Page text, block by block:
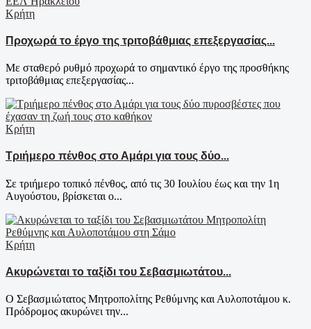
Κρήτη
Προχωρά το έργο της τριτοβάθμιας επεξεργασίας...
Με σταθερό ρυθμό προχωρά το σημαντικό έργο της προσθήκης
τριτοβάθμιας επεξεργασίας...
Κρήτη
Τριήμερο πένθος στο Αμάρι για τους δύο...
Σε τριήμερο τοπικό πένθος, από τις 30 Ιουλίου έως και την 1η
Αυγούστου, βρίσκεται ο...
Κρήτη
Ακυρώνεται το ταξίδι του Σεβασμιωτάτου...
Ο Σεβασμιώτατος Μητροπολίτης Ρεθύμνης και Αυλοποτάμου κ.
Πρόδρομος ακυρώνει την...